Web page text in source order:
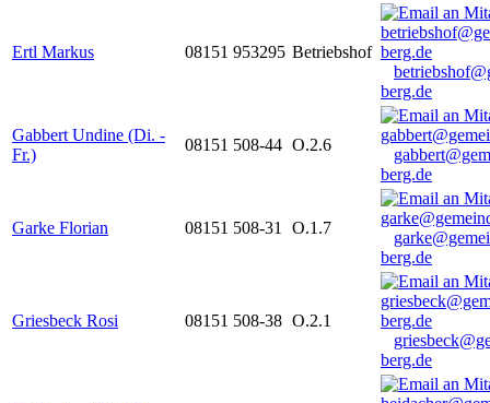
Ertl Markus 08151 953295 Betriebshof
berg.de
Gabbert Undine (Di. -
Fr.)
08151 508-44 O.2.6
berg.de
Garke Florian 08151 508-31 O.1.7
berg.de
Griesbeck Rosi 08151 508-38 O.2.1
berg.de